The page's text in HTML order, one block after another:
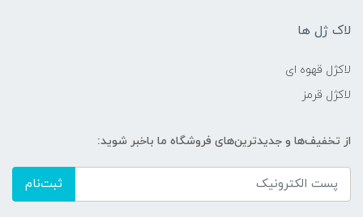
لاک ژل ها
لاکژل قهوه ای
لاکژل قرمز
از تخفیف‌ها و جدیدترین‌های فروشگاه ما باخبر شوید:
ثبت‌نام